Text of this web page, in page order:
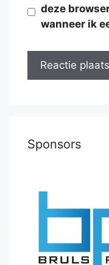
deze
wanneer ik
Sponsors